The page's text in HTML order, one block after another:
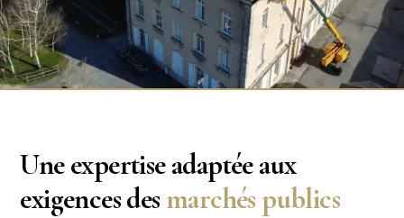
Une expertise adaptée aux
exigences desmarchés publics